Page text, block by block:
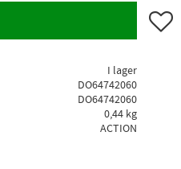
Lägg
I lager
DO64742060
DO64742060
0,44 kg
ACTION